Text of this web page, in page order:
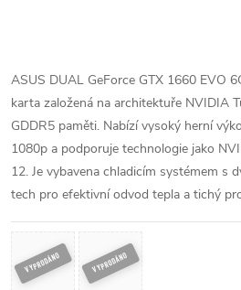
ASUS DUAL GeForce GTX 1660 EVO
karta založená na architektuře NVIDIA
GDDR5 paměti. Nabízí vysoký herní
1080p a podporuje technologie jako
12. Je vybavena chladicím systémem s
tech pro efektivní odvod tepla a tichý